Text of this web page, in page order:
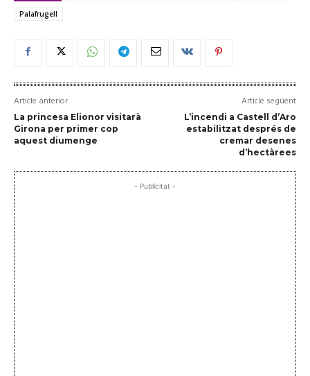
Palafrugell
Article anterior
La princesa Elionor visitarà
Girona per primer cop
aquest diumenge
Article següent
L’incendi a Castell d’Aro
estabilitzat després de
cremar desenes
d’hectàrees
- Publicitat -